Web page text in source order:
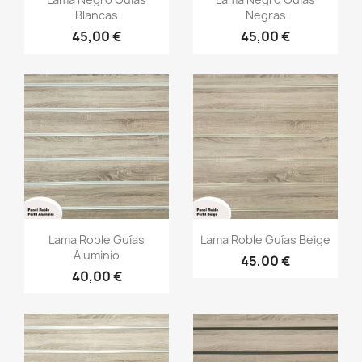
Blancas
45,00 €
Negras
45,00 €
Vista rápida
Lama Roble Guías
Aluminio
40,00 €
Vista rápida
Lama Roble Guías Beige
45,00 €